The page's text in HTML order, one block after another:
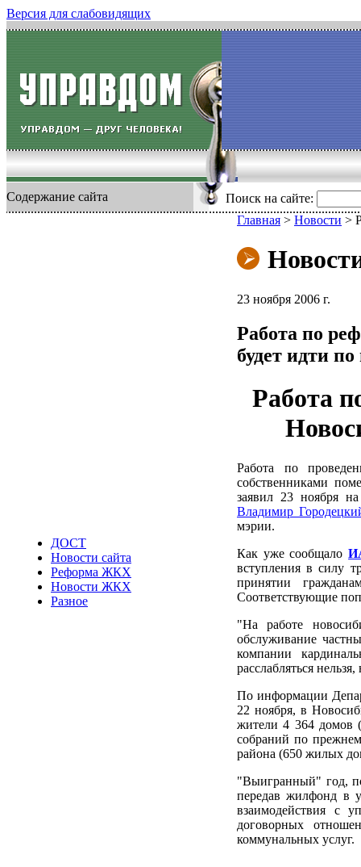
Версия для слабовидящих
Содержание сайта Поиск на сайте:
ДОСТ
Новости сайта
Реформа ЖКХ
Новости ЖКХ
Разное
Главная > Новости >
23 ноября 2006 г.
Работа по
будет идти
Работа
Работа по
собственниками
заявил 23 ноября
Владимир
мэрии.
Как уже сообщало
вступления в силу
принятии
Соответствующие
"На работе
обслуживание
компании
расслабляться
По информации
22 ноября, в
жители 4 364 домов
собраний по
района (650 жилых
"Выигранный" год,
передав жилфонд в
взаимодействия с
договорных
коммунальных услуг.